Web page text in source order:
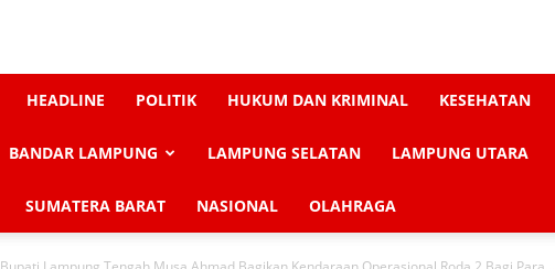
HEADLINE POLITIK HUKUM DAN KRIMINAL KESEHATAN
BANDAR LAMPUNG LAMPUNG SELATAN LAMPUNG UTARA
SUMATERA BARAT NASIONAL OLAHRAGA